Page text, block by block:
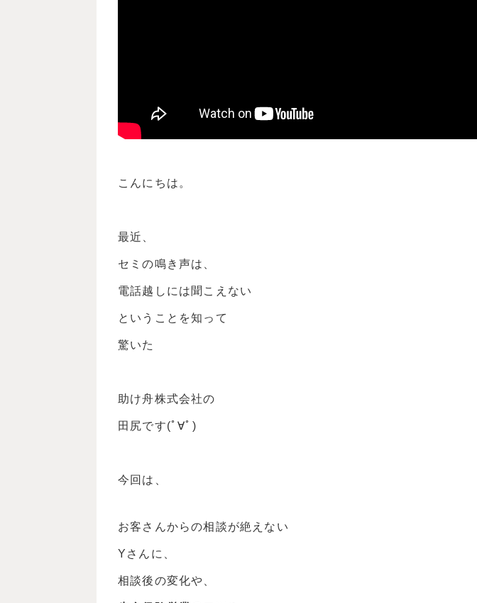
こんにちは。
最近、
セミの鳴き声は、
電話越しには聞こえない
ということを知って
驚いた
助け舟株式会社の
田尻です(ﾟ∀ﾟ)
今回は、
お客さんからの相談が絶えない
Yさんに、
相談後の変化や、